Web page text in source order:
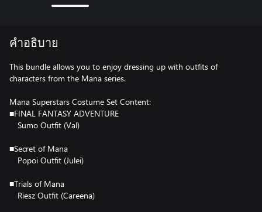
คำอธิบาย
This bundle allows you to enjoy dressing up with outfits of
characters from the Mana series.
Mana Superstars Costume Set Content:
■FINAL FANTASY ADVENTURE
Sumo Outfit (Val)
■Secret of Mana
Popoi Outfit (Julei)
■Trials of Mana
Riesz Outfit (Careena)